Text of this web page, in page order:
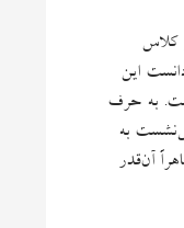
کلاس
این
. به حرف
به
آن‌قدر